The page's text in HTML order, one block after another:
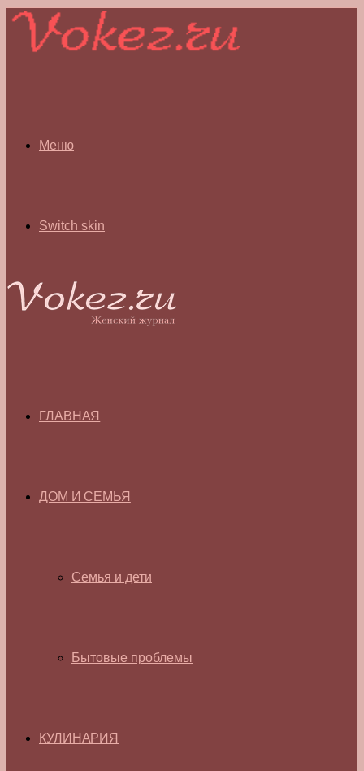
Меню
Switch skin
ГЛАВНАЯ
ДОМ И СЕМЬЯ
Семья и дети
Бытовые проблемы
КУЛИНАРИЯ